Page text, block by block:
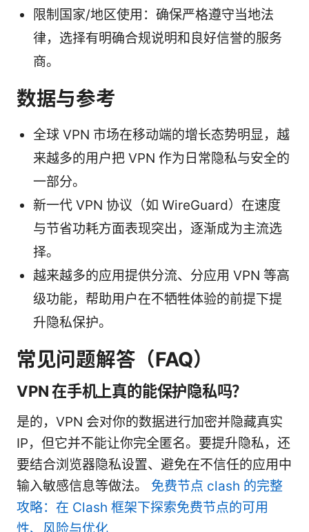
限制国家/地区使用：确保严格遵守当地法
律，选择有明确合规说明和良好信誉的服务
商。
数据与参考
全球 VPN 市场在移动端的增长态势明显，越
来越多的用户把 VPN 作为日常隐私与安全的
一部分。
新一代 VPN 协议（如 WireGuard）在速度
与节省功耗方面表现突出，逐渐成为主流选
择。
越来越多的应用提供分流、分应用 VPN 等高
级功能，帮助用户在不牺牲体验的前提下提
升隐私保护。
常见问题解答（FAQ）
VPN 在手机上真的能保护隐私吗？
是的，VPN 会对你的数据进行加密并隐藏真实
IP，但它并不能让你完全匿名。要提升隐私，还
要结合浏览器隐私设置、避免在不信任的应用中
输入敏感信息等做法。 免费节点 clash 的完整
攻略：在 Clash 框架下探索免费节点的可用
性、风险与优化